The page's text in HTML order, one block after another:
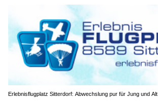
Erlebnisflugplatz Sitterdorf: Abwechslung pur für Jung und Alt